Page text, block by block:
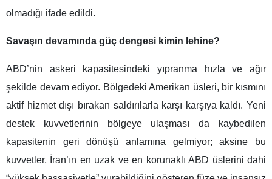
olmadığı ifade edildi.
Savaşın devamında güç dengesi kimin lehine?
ABD’nin askeri kapasitesindeki yıpranma hızla ve ağır
şekilde devam ediyor. Bölgedeki Amerikan üsleri, bir kısmını
aktif hizmet dışı bırakan saldırılarla karşı karşıya kaldı. Yeni
destek kuvvetlerinin bölgeye ulaşması da kaybedilen
kapasitenin geri dönüşü anlamına gelmiyor; aksine bu
kuvvetler, İran’ın en uzak ve en korunaklı ABD üslerini dahi